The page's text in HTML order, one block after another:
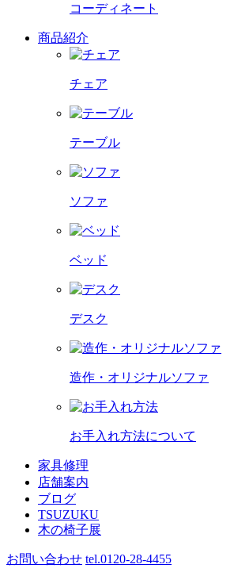
コーディネート
商品紹介
チェア
テーブル
ソファ
ベッド
デスク
造作・オリジナルソファ
お手入れ方法について
家具修理
店舗案内
ブログ
TSUZUKU
木の椅子展
お問い合わせ tel.0120-28-4455